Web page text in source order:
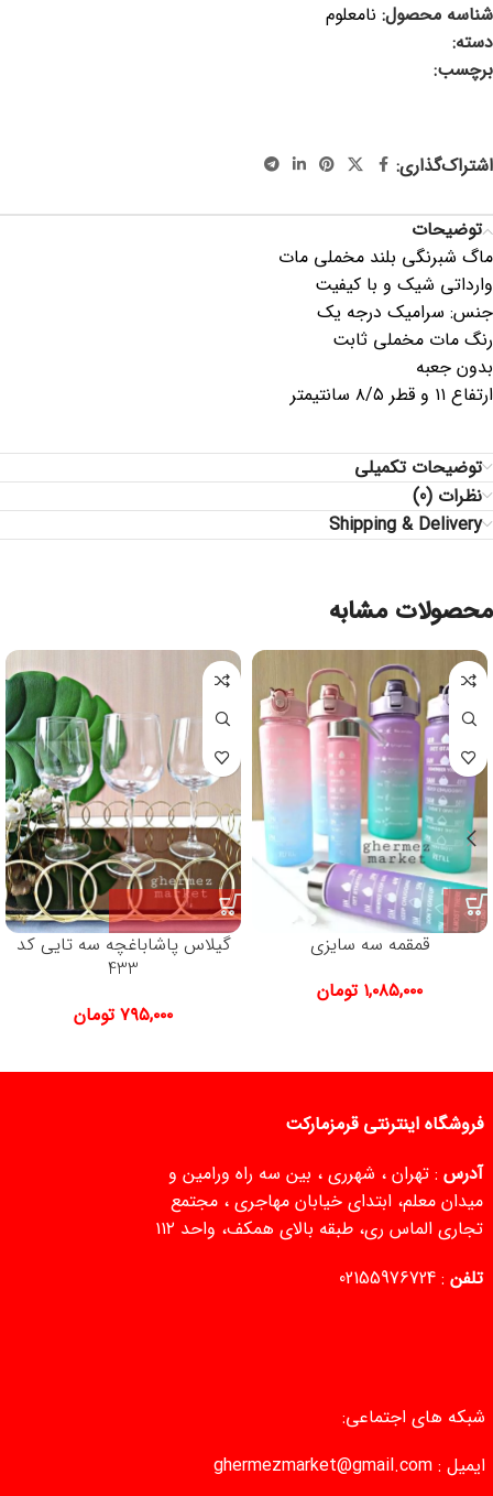
شناسه محصول: نامعلوم
دسته:
برچسب:
اشتراک‌گذاری:
توضیحات
ماگ شبرنگی بلند مخملی مات
وارداتی شیک و با کیفیت
جنس: سرامیک درجه یک
رنگ مات مخملی ثابت
بدون جعبه
ارتفاع ۱۱ و قطر ۸/۵ سانتیمتر
توضیحات تکمیلی
نظرات (0)
Shipping & Delivery
محصولات مشابه
قمقمه سه سایزی
۱,۰۸۵,۰۰۰ تومان
گیلاس پاشاباغچه سه تایی کد
433
۷۹۵,۰۰۰ تومان
فروشگاه اینترنتی قرمزمارکت
آدرس : تهران ، شهرری ، بین سه راه ورامین و
میدان معلم، ابتدای خیابان مهاجری ، مجتمع
تجاری الماس ری، طبقه بالای همکف، واحد ۱۱۲
تلفن :
02155976724
شبکه های اجتماعی:
ایمیل : ghermezmarket@gmail.com